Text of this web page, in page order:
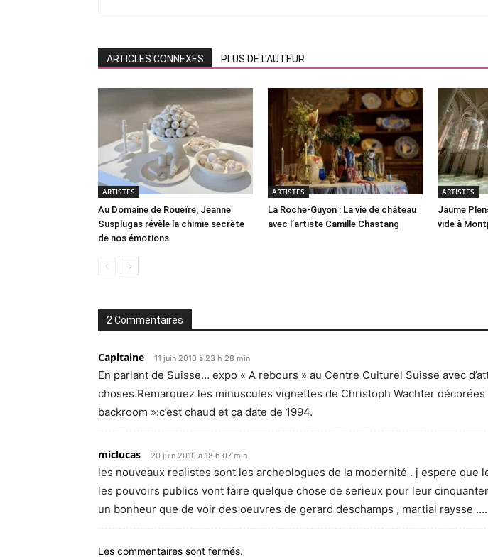
ARTICLES CONNEXES PLUS DE L'AUTEUR
ARTISTES
Au Domaine de Roueïre, Jeanne
Susplugas révèle la chimie secrète
de nos émotions
ARTISTES
La Roche-Guyon : La vie de château
avec l’artiste Camille Chastang
ARTISTES
Jaume
vide à
2 Commentaires
Capitaine 11 juin 2010 à 23 h 28 min
En parlant de Suisse… expo « A rebours » au Centre Culturel Suisse avec
choses.Remarquez les minuscules vignettes de Christoph Wachter
backroom »:c’est chaud et ça date de 1994.
miclucas 20 juin 2010 à 18 h 07 min
les nouveaux realistes sont les archeologues de la modernité . j espere que
les pouvoirs publics vont faire quelque chose de serieux pour leur
un bonheur que de voir des oeuvres de gerard deschamps , martial raysse
Les commentaires sont fermés.